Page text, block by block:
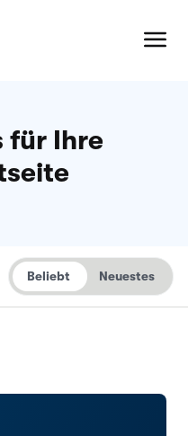
für Ihre
Beliebt Neuestes